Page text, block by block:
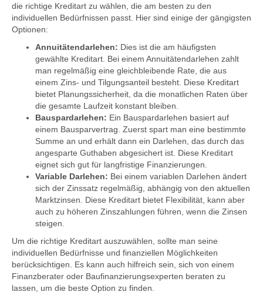
die richtige Kreditart zu wählen, die am besten zu den
individuellen Bedürfnissen passt. Hier sind einige der gängigsten
Optionen:
Annuitätendarlehen: Dies ist die am häufigsten
gewählte Kreditart. Bei einem Annuitätendarlehen zahlt
man regelmäßig eine gleichbleibende Rate, die aus
einem Zins- und Tilgungsanteil besteht. Diese Kreditart
bietet Planungssicherheit, da die monatlichen Raten über
die gesamte Laufzeit konstant bleiben.
Bauspardarlehen: Ein Bauspardarlehen basiert auf
einem Bausparvertrag. Zuerst spart man eine bestimmte
Summe an und erhält dann ein Darlehen, das durch das
angesparte Guthaben abgesichert ist. Diese Kreditart
eignet sich gut für langfristige Finanzierungen.
Variable Darlehen: Bei einem variablen Darlehen ändert
sich der Zinssatz regelmäßig, abhängig von den aktuellen
Marktzinsen. Diese Kreditart bietet Flexibilität, kann aber
auch zu höheren Zinszahlungen führen, wenn die Zinsen
steigen.
Um die richtige Kreditart auszuwählen, sollte man seine
individuellen Bedürfnisse und finanziellen Möglichkeiten
berücksichtigen. Es kann auch hilfreich sein, sich von einem
Finanzberater oder Baufinanzierungsexperten beraten zu
lassen, um die beste Option zu finden.